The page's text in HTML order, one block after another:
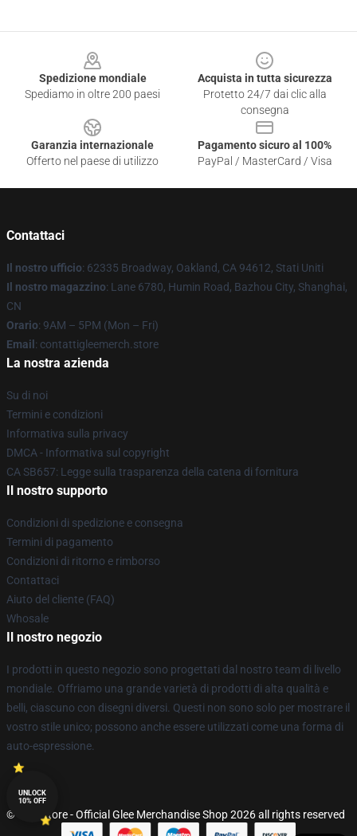
Spedizione mondiale
Spediamo in oltre 200 paesi
Acquista in tutta sicurezza
Protetto 24/7 dai clic alla
consegna
Garanzia internazionale
Offerto nel paese di utilizzo
Pagamento sicuro al 100%
PayPal / MasterCard / Visa
Contattaci
Il nostro ufficio: 62335 Broadway, Oakland, CA 94612, Stati Uniti
Il nostro magazzino: Lane 6780, Humin Road, Bazhou City, Shanghai,
CN
Orario: 9AM – 5PM (Mon – Fri)
Email : contattigleemerch.store
La nostra azienda
Su di noi
Termini e condizioni
Informativa sulla privacy
DMCA - Informativa sul copyright
CA SB657: Legge sulla trasparenza della catena di fornitura
Il nostro supporto
Condizioni di spedizione e consegna
Termini di pagamento
Condizioni di ritorno e rimborso
Contattaci
Aiuto del cliente (FAQ)
Whosale
Il nostro negozio
I prodotti in questo negozio sono progettati dal nostro team di livello
mondiale. Offriamo una grande varietà di prodotti di alta qualità e
belli, ciascuno con disegni diversi. Questi non sono solo per mostrare il
vostro stile unico; possono anche essere utilizzati come una forma di
auto-espressione.
© Glee Store - Official Glee Merchandise Shop 2026 all rights reserved
UNLOCK
10% OFF